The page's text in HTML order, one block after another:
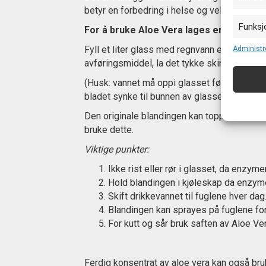
Matche
enheter
og
betyr en forbedring i helse og velvære, og
For å bruke Aloe Vera lages en
Fyll et liter glass med regnvann eller
avføringsmiddel, la det tykke skinnet være
(Husk: vannet må oppi glasset før bladet.)
bladet synke til bunnen av glasset. Spe ut
Den originale blandingen kan toppes igjen
bruke dette.
Viktige punkter:
Ikke rist eller rør i glasset, da
Hold blandingen i kjøleskap da
Skift drikkevannet til fuglene hver dag.
Blandingen kan sprayes på fuglene
For kutt og sår bruk saften av Aloe
Ferdig konsentrat av aloe vera kan også